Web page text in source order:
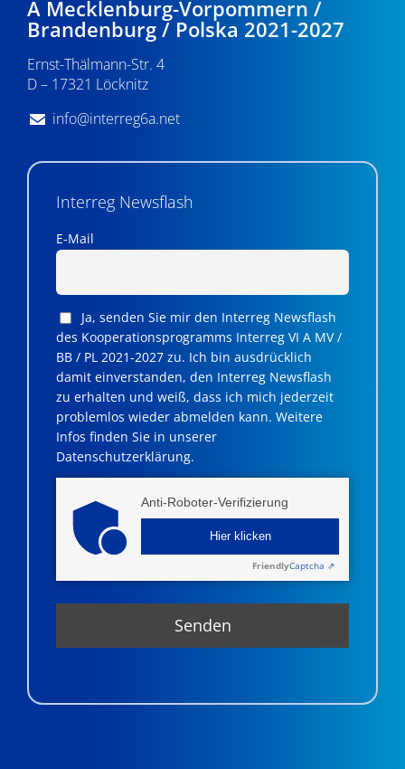
A Mecklenburg-Vorpommern /
Brandenburg / Polska 2021-2027
Ernst-Thälmann-Str. 4
D – 17321 Löcknitz
info@interreg6a.net
Interreg Newsflash
E-Mail
Ja, senden Sie mir den Interreg Newsflash
des Kooperationsprogramms Interreg VI A MV /
BB / PL 2021-2027 zu. Ich bin ausdrücklich
damit einverstanden, den Interreg Newsflash
zu erhalten und weiß, dass ich mich jederzeit
problemlos wieder abmelden kann. Weitere
Infos finden Sie in unserer
Datenschutzerklärung.
Anti-Roboter-Verifizierung
Hier klicken
FriendlyCaptcha ⇗